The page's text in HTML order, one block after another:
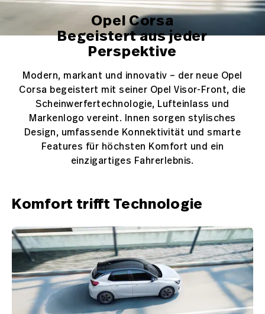
Opel Corsa
Begeistert aus jeder
Perspektive
Modern, markant und innovativ – der neue Opel
Corsa begeistert mit seiner Opel Visor-Front, die
Scheinwerfertechnologie, Lufteinlass und
Markenlogo vereint. Innen sorgen stylisches
Design, umfassende Konnektivität und smarte
Features für höchsten Komfort und ein
einzigartiges Fahrerlebnis.
Komfort trifft Technologie